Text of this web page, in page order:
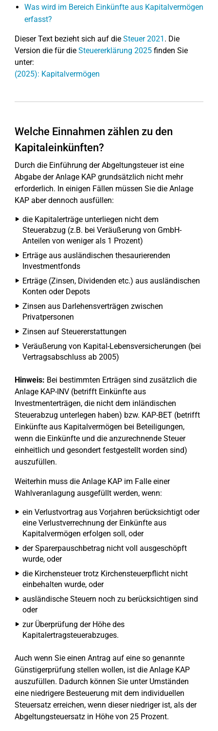
Was wird im Bereich Einkünfte aus Kapitalvermögen
erfasst?
Dieser Text bezieht sich auf die Steuer 2021 . Die
Version die für die Steuererklärung 2025 finden Sie
unter:
(2025): Kapitalvermögen
Welche Einnahmen zählen zu den
Kapitaleinkünften?
Durch die Einführung der Abgeltungsteuer ist eine
Abgabe der Anlage KAP grundsätzlich nicht mehr
erforderlich. In einigen Fällen müssen Sie die Anlage
KAP aber dennoch ausfüllen:
die Kapitalerträge unterliegen nicht dem
Steuerabzug (z.B. bei Veräußerung von GmbH-
Anteilen von weniger als 1 Prozent)
Erträge aus ausländischen thesaurierenden
Investmentfonds
Erträge (Zinsen, Dividenden etc.) aus ausländischen
Konten oder Depots
Zinsen aus Darlehensverträgen zwischen
Privatpersonen
Zinsen auf Steuererstattungen
Veräußerung von Kapital-Lebensversicherungen (bei
Vertragsabschluss ab 2005)
Hinweis: Bei bestimmten Erträgen sind zusätzlich die
Anlage KAP-INV (betrifft Einkünfte aus
Investmenterträgen, die nicht dem inländischen
Steuerabzug unterlegen haben) bzw. KAP-BET (betrifft
Einkünfte aus Kapitalvermögen bei Beteiligungen,
wenn die Einkünfte und die anzurechnende Steuer
einheitlich und gesondert festgestellt worden sind)
auszufüllen.
Weiterhin muss die Anlage KAP im Falle einer
Wahlveranlagung ausgefüllt werden, wenn:
ein Verlustvortrag aus Vorjahren berücksichtigt oder
eine Verlustverrechnung der Einkünfte aus
Kapitalvermögen erfolgen soll, oder
der Sparerpauschbetrag nicht voll ausgeschöpft
wurde, oder
die Kirchensteuer trotz Kirchensteuerpflicht nicht
einbehalten wurde, oder
ausländische Steuern noch zu berücksichtigen sind
oder
zur Überprüfung der Höhe des
Kapitalertragsteuerabzuges.
Auch wenn Sie einen Antrag auf eine so genannte
Günstigerprüfung stellen wollen, ist die Anlage KAP
auszufüllen. Dadurch können Sie unter Umständen
eine niedrigere Besteuerung mit dem individuellen
Steuersatz erreichen, wenn dieser niedriger ist, als der
Abgeltungsteuersatz in Höhe von 25 Prozent.